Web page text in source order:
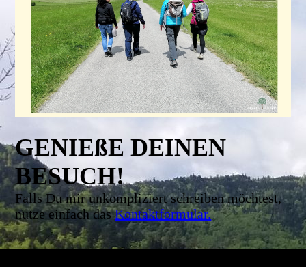
GENIEßE DEINEN
BESUCH!
Falls Du mir unkompliziert schreiben möchtest,
nutze einfach dasKontaktformular.